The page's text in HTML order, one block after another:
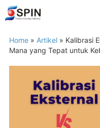
Home » Artikel » Kalibrasi
Mana yang Tepat untuk